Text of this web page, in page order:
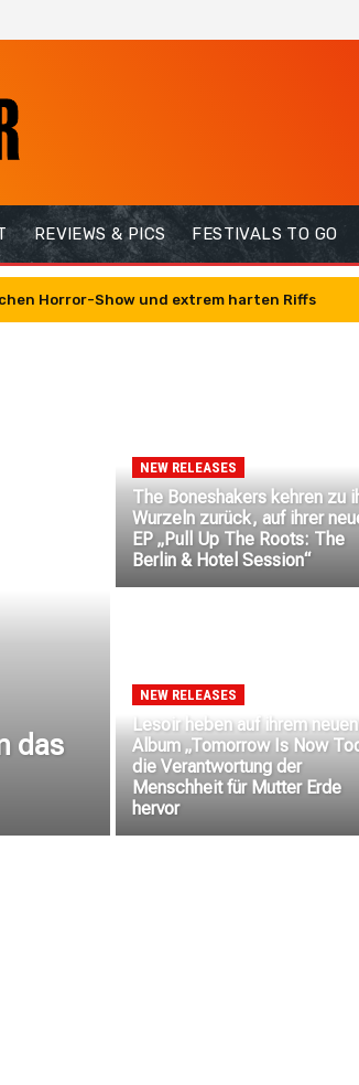
REVIEWS & PICS FESTIVALS TO GO
Horror-Show und extrem harten Riffs
das
NEW RELEASES
The Boneshakers kehren zu
Wurzeln zurück, auf ihrer
EP „Pull Up The Roots: The
Berlin & Hotel Session“
NEW RELEASES
Lesoir heben auf ihrem neuen
Album „Tomorrow Is Now
die Verantwortung der
Menschheit für Mutter Erde
hervor